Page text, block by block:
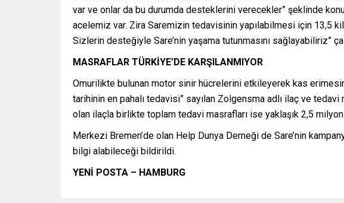
var ve onlar da bu durumda desteklerini verecekler” şeklinde
acelemiz var. Zira Saremizin tedavisinin yapılabilmesi için 13,5
Sizlerin desteğiyle Sare’nin yaşama tutunmasını sağlayabiliriz”
MASRAFLAR TÜRKİYE’DE KARŞILANMIYOR
Omurilikte bulunan motor sinir hücrelerini etkileyerek kas
tarihinin en pahalı tedavisi” sayılan Zolgensma adlı ilaç ve
olan ilaçla birlikte toplam tedavi masrafları ise yaklaşık 2,5
Merkezi Bremen’de olan Help Dunya Derneği de Sare’nin
bilgi alabileceği bildirildi.
YENİ POSTA – HAMBURG